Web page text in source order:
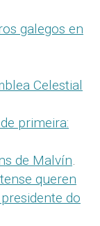
galegos en
Celestial
primeira:
de Malvín.
queren
do